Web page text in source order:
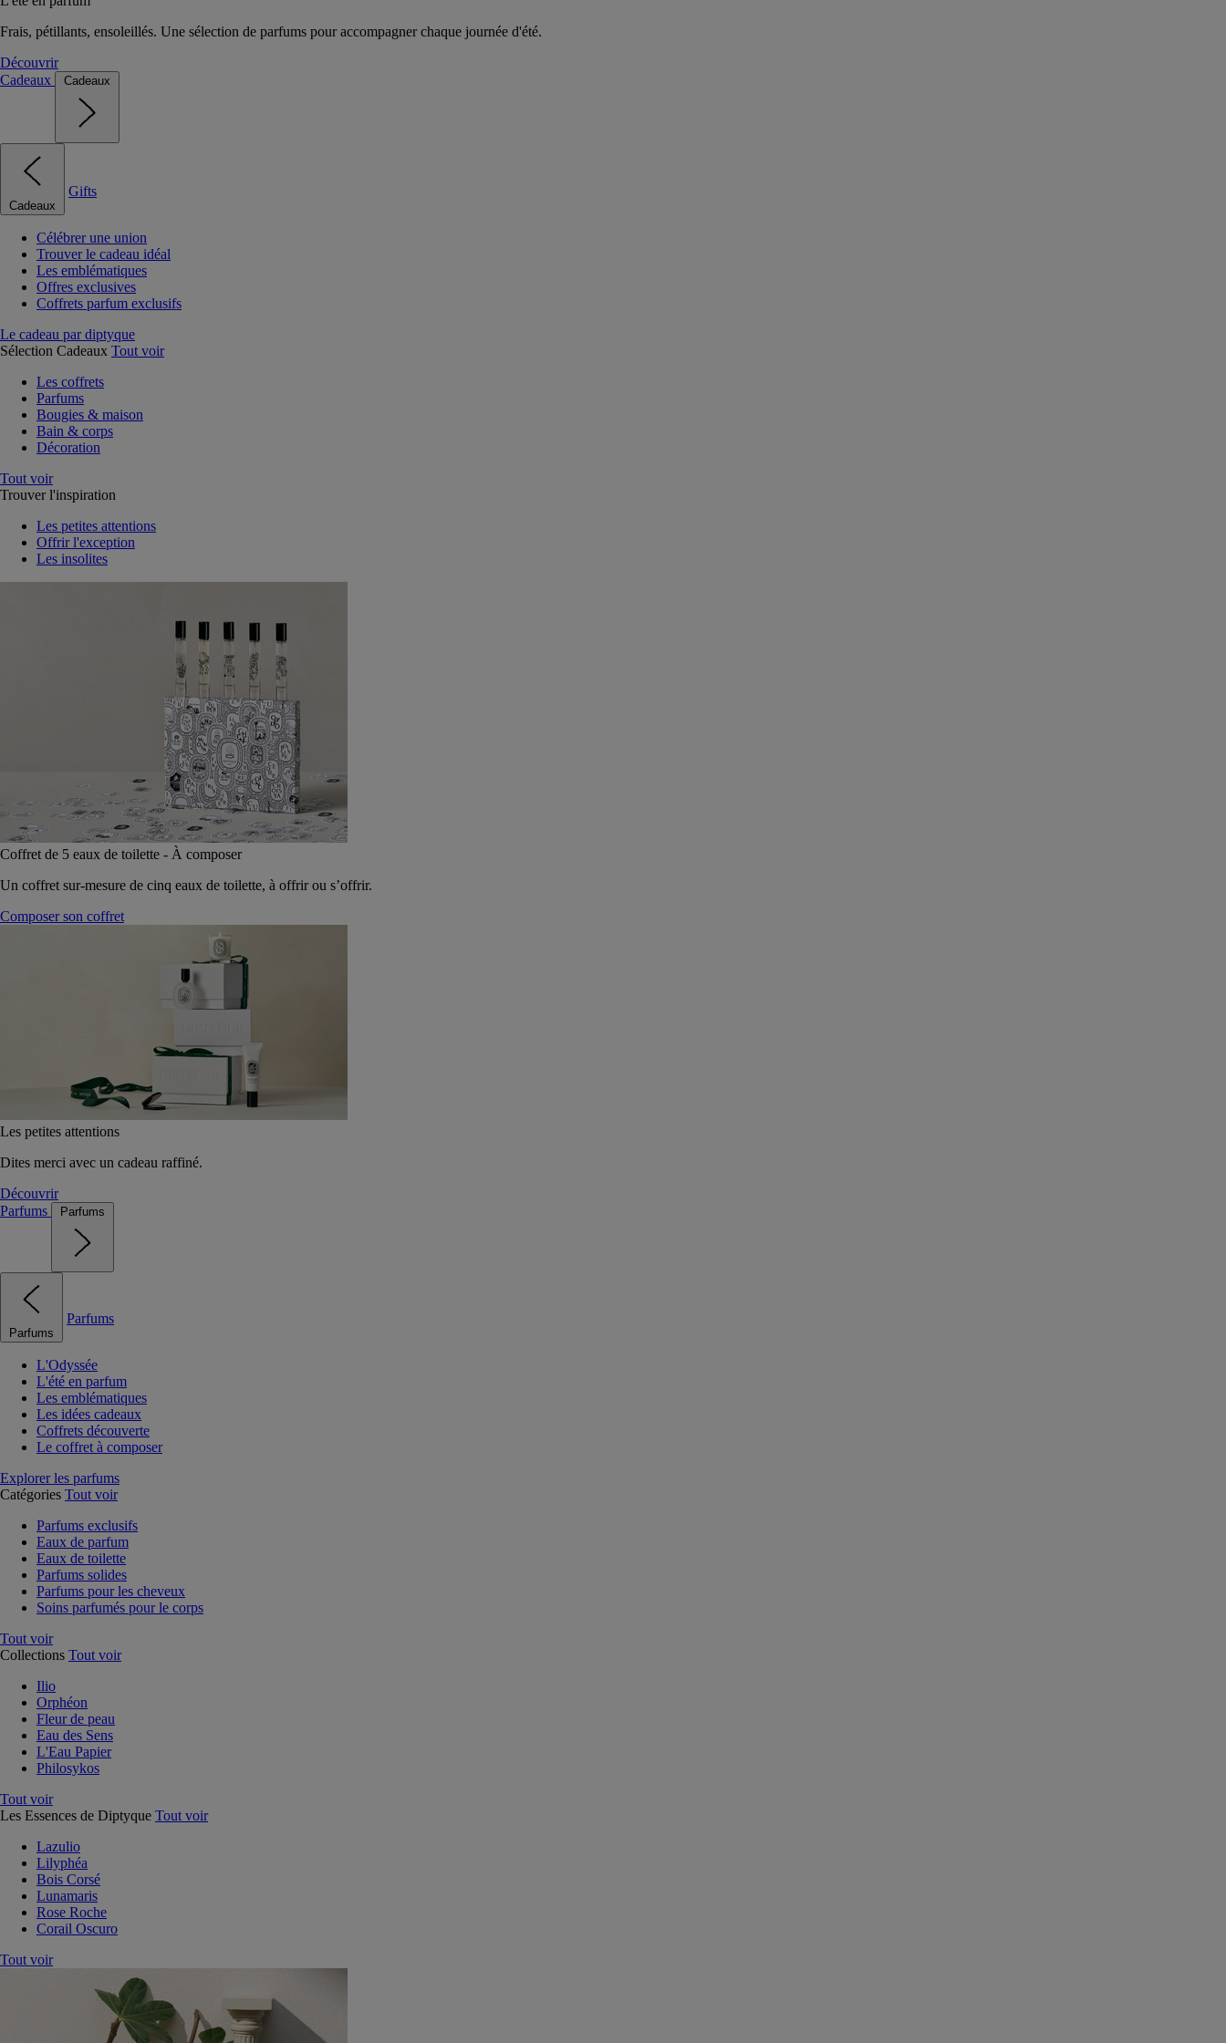
Frais, pétillants, ensoleillés. Une sélection de parfums pour accompagner chaque journée d'été.
Découvrir
Cadeaux
Cadeaux
Cadeaux
Gifts
Célébrer une union
Trouver le cadeau idéal
Les emblématiques
Offres exclusives
Coffrets parfum exclusifs
Le cadeau par diptyque
Sélection Cadeaux Tout voir
Les coffrets
Parfums
Bougies & maison
Bain & corps
Décoration
Tout voir
Trouver l'inspiration
Les petites attentions
Offrir l'exception
Les insolites
Coffret de 5 eaux de toilette - À composer
Un coffret sur-mesure de cinq eaux de toilette, à offrir ou s’offrir.
Composer son coffret
Les petites attentions
Dites merci avec un cadeau raffiné.
Découvrir
Parfums
Parfums
Parfums
Parfums
L'Odyssée
L'été en parfum
Les emblématiques
Les idées cadeaux
Coffrets découverte
Le coffret à composer
Explorer les parfums
Catégories Tout voir
Parfums exclusifs
Eaux de parfum
Eaux de toilette
Parfums solides
Parfums pour les cheveux
Soins parfumés pour le corps
Tout voir
Collections Tout voir
Ilio
Orphéon
Fleur de peau
Eau des Sens
L'Eau Papier
Philosykos
Tout voir
Les Essences de Diptyque Tout voir
Lazulio
Lilyphéa
Bois Corsé
Lunamaris
Rose Roche
Corail Oscuro
Tout voir